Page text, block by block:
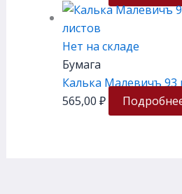
Нет на складе
Бумага
Калька Малевичъ 93
565,00 ₽